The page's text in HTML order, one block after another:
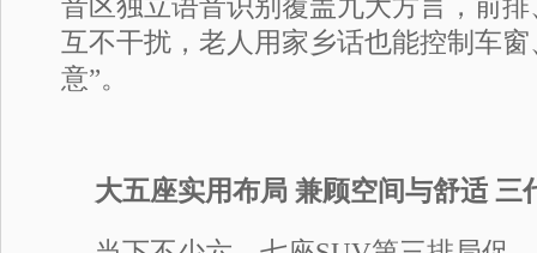
互不干扰，老人用家乡话也能控制车
意”。
大五座实用布局 兼顾空间与舒适 三